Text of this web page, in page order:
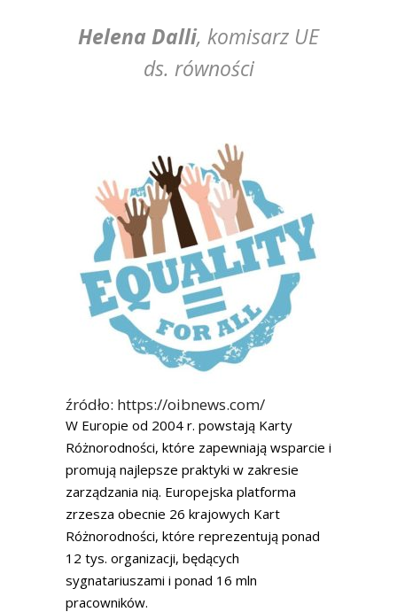
Helena Dalli, komisarz UE
ds. równości
źródło: https://oibnews.com/
W Europie od 2004 r. powstają Karty
Różnorodności, które zapewniają wsparcie i
promują najlepsze praktyki w zakresie
zarządzania nią. Europejska platforma
zrzesza obecnie 26 krajowych Kart
Różnorodności, które reprezentują ponad
12 tys. organizacji, będących
sygnatariuszami i ponad 16 mln
pracowników.